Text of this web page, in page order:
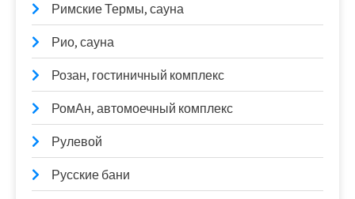
Римские Термы, сауна
Рио, сауна
Розан, гостиничный комплекс
РомАн, автомоечный комплекс
Рулевой
Русские бани